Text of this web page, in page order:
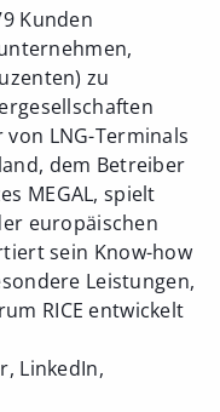
Kunden
zu
LNG-Terminals
dem Betreiber
MEGAL, spielt
europäischen
sein Know-how
Leistungen,
RICE entwickelt
LinkedIn,